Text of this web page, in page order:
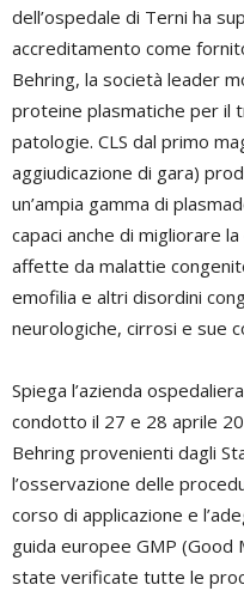
dell’ospedale di Terni ha
accreditamento come
Behring, la società leader
proteine plasmatiche per il
patologie. CLS dal primo
aggiudicazione di gara)
un’ampia gamma di
capaci anche di migliorare
affette da malattie
emofilia e altri disordini
neurologiche, cirrosi e sue
Spiega l’azienda
condotto il 27 e 28 aprile
Behring provenienti dagli
l’osservazione delle
corso di applicazione e
guida europee GMP (Good
state verificate tutte le